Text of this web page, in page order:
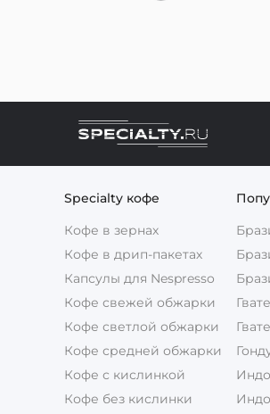
Specialty кофе
Кофе в зернах
Кофе в дрип-пакетах
Капсулы для Nespresso
Кофе свежей обжарки
Кофе светлой обжарки
Кофе средней обжарки
Кофе с кислинкой
Кофе без кислинки